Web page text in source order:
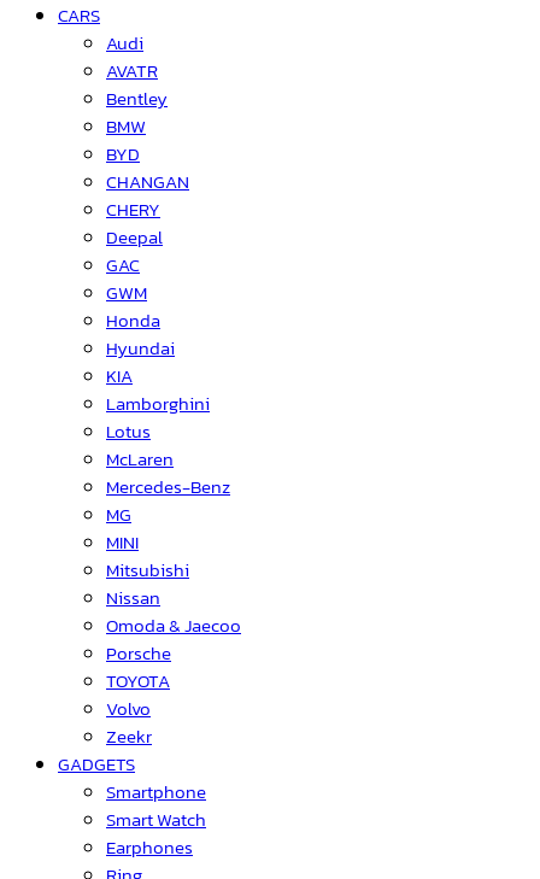
CARS
Audi
AVATR
Bentley
BMW
BYD
CHANGAN
CHERY
Deepal
GAC
GWM
Honda
Hyundai
KIA
Lamborghini
Lotus
McLaren
Mercedes-Benz
MG
MINI
Mitsubishi
Nissan
Omoda & Jaecoo
Porsche
TOYOTA
Volvo
Zeekr
GADGETS
Smartphone
Smart Watch
Earphones